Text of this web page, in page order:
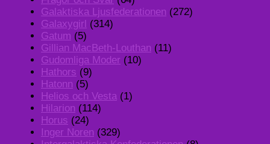
Galaktiska Ljusfederationen (272)
Galaxygirl (314)
Gatum (5)
Gillian MacBeth-Louthan (11)
Gudomliga Moder (10)
Hathors (9)
Hatonn (5)
Helios och Vesta (1)
Hilarion (114)
Horus (24)
Inger Noren (329)